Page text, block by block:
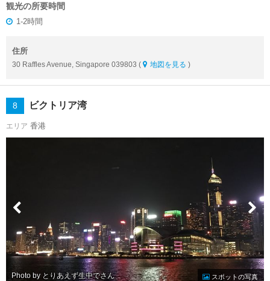
観光の所要時間
1-2時間
住所
30 Raffles Avenue, Singapore 039803 ( 地図を見る )
8 ビクトリア湾
エリア 香港
Photo by とりあえず生中で スポットの写真